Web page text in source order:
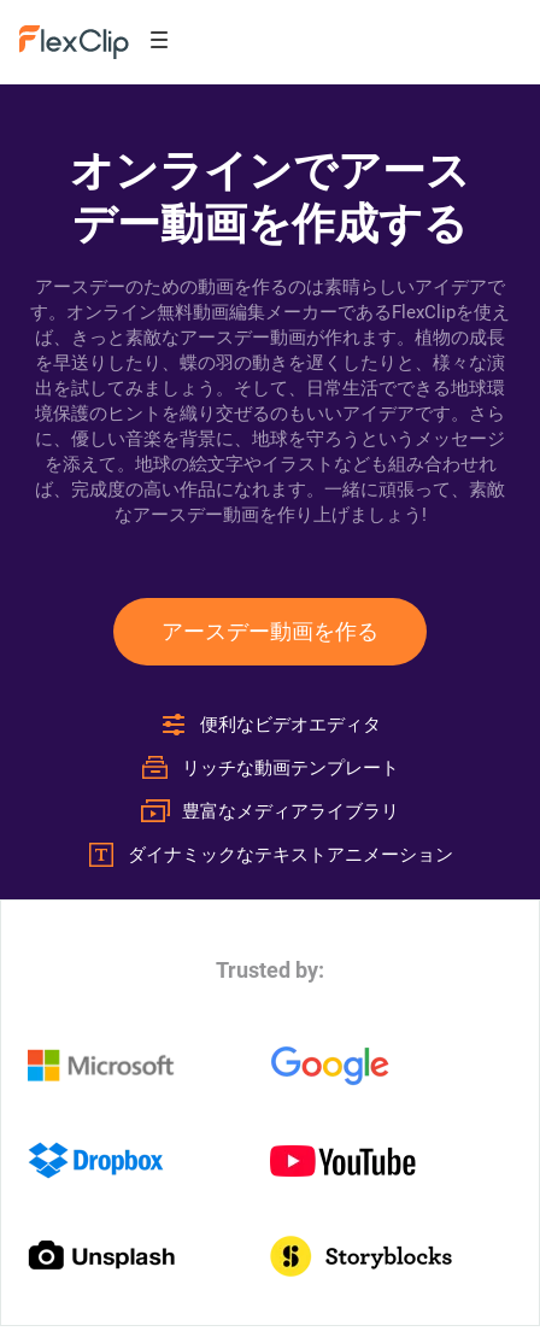
オンラインでアース
デー動画を作成する
アースデーのための動画を作るのは素晴らしいアイデアで
す。オンライン無料動画編集メーカーであるFlexClipを使え
ば、きっと素敵なアースデー動画が作れます。植物の成長
を早送りしたり、蝶の羽の動きを遅くしたりと、様々な演
出を試してみましょう。そして、日常生活でできる地球環
境保護のヒントを織り交ぜるのもいいアイデアです。さら
に、優しい音楽を背景に、地球を守ろうというメッセージ
を添えて。地球の絵文字やイラストなども組み合わせれ
ば、完成度の高い作品になれます。一緒に頑張って、素敵
なアースデー動画を作り上げましょう!
アースデー動画を作る
便利なビデオエディタ
リッチな動画テンプレート
豊富なメディアライブラリ
ダイナミックなテキストアニメーション
Trusted by: